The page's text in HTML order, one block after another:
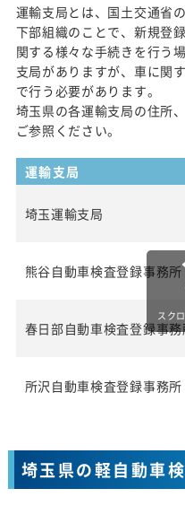
運輸支局とは、国土交通省
下部組織のことで、新規登
関する様々な手続きを行う
支局がありますが、車に関
で行う必要があります。
埼玉県の各運輸支局の住所
ご参照ください。
運輸支局
埼玉運輸支局
熊谷自動車検査登録事務所
春日部自動車検査登録事
所沢自動車検査登録事務所
スク
埼玉県の軽自動車